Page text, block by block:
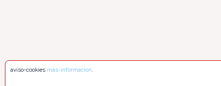
aviso-cookies mas-informacion.